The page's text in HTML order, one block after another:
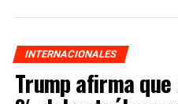
INTERNACIONALES
Trump afirma que